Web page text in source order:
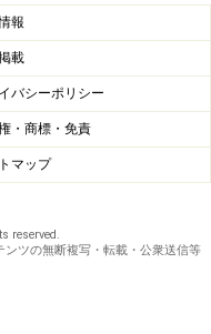
報
載
バシーポリシー
・商標・免責
マップ
reserved.
ツの無断複写・転載・公衆送信等